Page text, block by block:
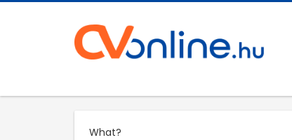
What?